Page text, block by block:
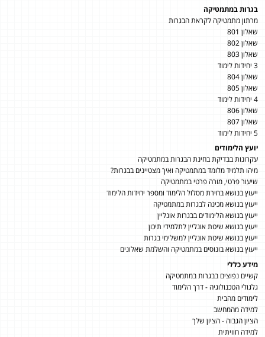
בגרות במתמטיקה
מרתון מתמטיקה לקראת הבגרות
שאלון 801
שאלון 802
שאלון 803
3 יחידות לימוד
שאלון 804
שאלון 805
4 יחידות לימוד
שאלון 806
שאלון 807
5 יחידות לימוד
יועץ הלימודים
עקרונות בבדיקת בחינת הבגרות במתמטיקה
מיהו תלמיד מלומד במתמטיקה ואיך מצטיינים בבגרות?
שיעור פרטי, מורה פרטי במתמטיקה
ייעוץ בנושא בחירת מסלול הלימוד ומספר יחידות הלימוד
ייעוץ בנושא מכינה לבגרות במתמטיקה
ייעוץ בנושא הלימודים בבגרות אונליין
ייעוץ בנושא שיטת אונליין לתלמידי תיכון
ייעוץ בנושא שיטת אונליין למשלימי בגרות
ייעוץ בנושא בונוסים במתמטיקה והשלמת שאלונים
מידע כללי
קשיים נפוצים בבגרות במתמטיקה
גלגולי הטכנולוגיה - דרך הלימוד
לימודים מהבית
למידה מהמחשב
הציון הגבוה - הציון שלך
למידה חוויתית